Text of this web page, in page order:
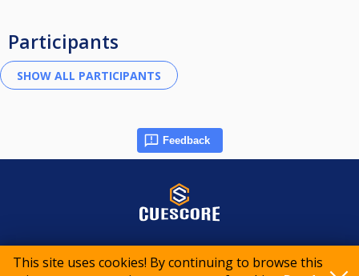
This site uses cookies! By continuing to browse this
Participants
Feedback
© 2015-2026 CueScore International